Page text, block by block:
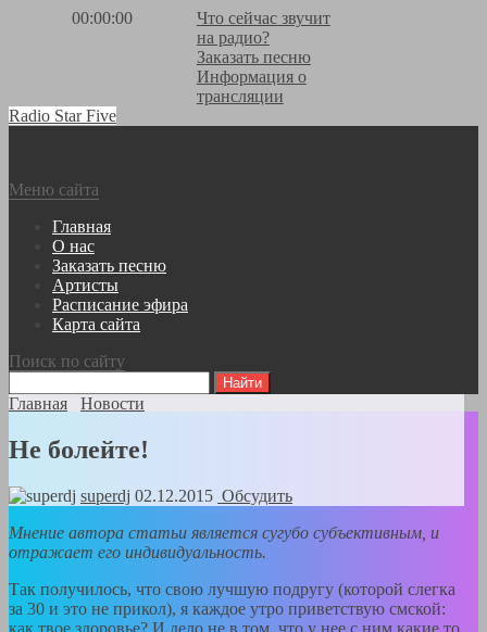
00:00:00
Что сейчас звучит
на радио?
Заказать песню
Информация о
трансляции
Radio Star Five
Меню сайта
Главная
О нас
Заказать песню
Артисты
Расписание эфира
Карта сайта
Поиск по сайту
Главная Новости
Не болейте!
superdj 02.12.2015 Обсудить
Мнение автора статьи является сугубо субъективным, и
отражает его индивидуальность.
Так получилось, что свою лучшую подругу (которой слегка
за 30 и это не прикол), я каждое утро приветствую смской:
как твое здоровье? И дело не в том, что у нее с ним какие то